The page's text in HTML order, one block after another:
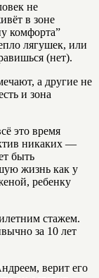
не
в зоне
комфорта”
лягушек, или
(нет).
а другие не
и зона
это время
никаких —
быть
жизнь как у
ребенку
стажем.
за 10 лет
верит его